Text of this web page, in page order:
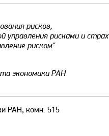
рисков,
управления рисками и
риском"
экономики РАН
РАН, комн. 515